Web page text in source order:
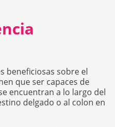
beneficiosas sobre el
que ser capaces de
encuentran a lo largo del
delgado o al colon en